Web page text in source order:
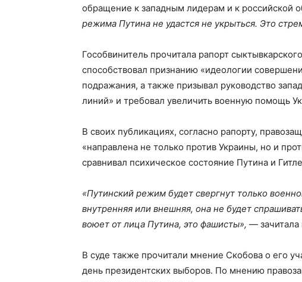
обращение к западным лидерам и к российской
режима Путина не удастся не укрыться. Это
Гособвинитель прочитала рапорт
способствовал признанию «идеологии
подражания, а также призывал руководство
линий» и требовал увеличить военную помощь
В своих публикациях, согласно рапорту,
«направлена не только против Украины, но и
сравнивал психическое состояние Путина и
«Путинский режим будет свергнут только
внутренняя или внешняя, она не будет
воюет от лица Путина, это фашисты», — зачитала
В суде также прочитали мнение Скобова о его
день президентских выборов. По мнению